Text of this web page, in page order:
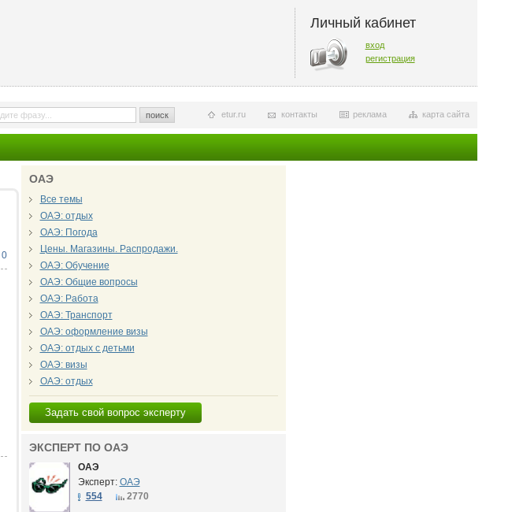
Личный кабинет
вход
регистрация
поиск карта сайта
реклама
контакты
etur.ru
0
ОАЭ
Все темы
ОАЭ: отдых
ОАЭ: Погода
Цены. Магазины. Распродажи.
ОАЭ: Обучение
ОАЭ: Общие вопросы
ОАЭ: Работа
ОАЭ: Транспорт
ОАЭ: оформление визы
ОАЭ: отдых с детьми
ОАЭ: визы
ОАЭ: отдых
Задать свой вопрос эксперту
ЭКСПЕРТ ПО ОАЭ
ОАЭ
Эксперт: ОАЭ
554
2770